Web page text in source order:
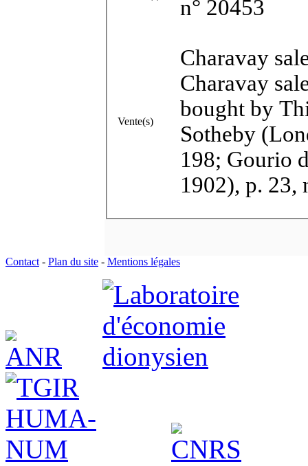
n° 20453
Vente(s)
Charavay
Charavay
bought by
Sotheby
198; Gourio
1902), p. 23,
Contact - Plan du site - Mentions légales